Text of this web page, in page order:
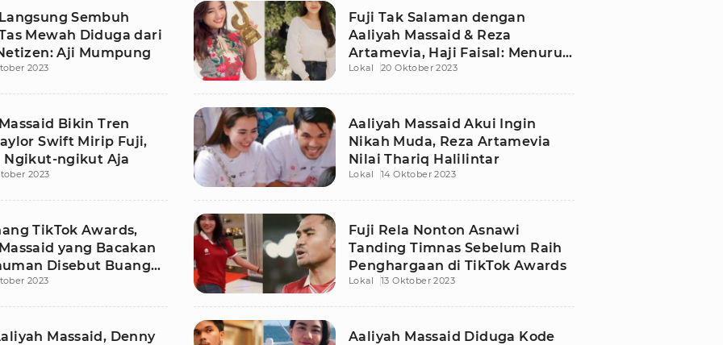
Sembuh
Mewah Diduga dari
Aji Mumpung
2023
Fuji Tak Salaman dengan
Aaliyah Massaid & Reza
Artamevia, Haji Faisal: Menurut
Saya Sudah Tepat
Lokal 20 Oktober 2023
Bikin Tren
Swift Mirip Fuji,
Ngikut-ngikut Aja
2023
Aaliyah Massaid Akui Ingin
Nikah Muda, Reza Artamevia
Nilai Thariq Halilintar
Lokal 14 Oktober 2023
TikTok Awards,
yang Bacakan
Disebut Buang
2023
Fuji Rela Nonton Asnawi
Tanding Timnas Sebelum Raih
Penghargaan di TikTok Awards
Lokal 13 Oktober 2023
Massaid, Denny
Aaliyah Massaid Diduga Kode